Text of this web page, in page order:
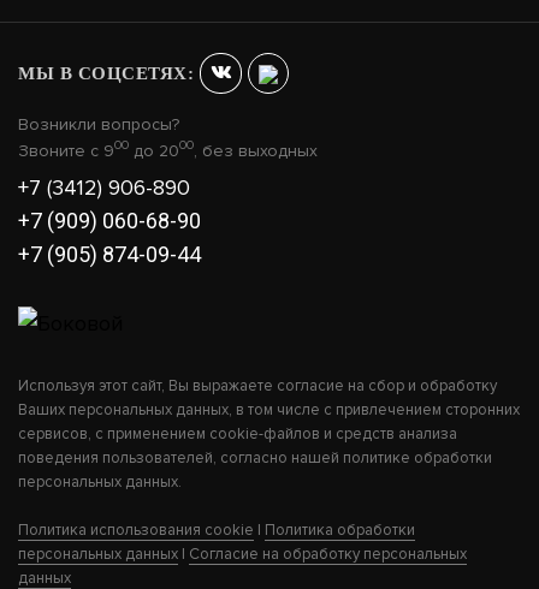
МЫ В СОЦСЕТЯХ:
Возникли вопросы?
Звоните с 900 до 2000, без выходных
+7 (3412) 906-890
+7 (909) 060-68-90
+7 (905) 874-09-44
Используя этот сайт, Вы выражаете согласие на сбор и обработку
Ваших персональных данных, в том числе с привлечением сторонних
сервисов, с применением cookie-файлов и средств анализа
поведения пользователей, согласно нашей политике обработки
персональных данных.
Политика использования cookie | Политика обработки
персональных данных | Согласие на обработку персональных
данных